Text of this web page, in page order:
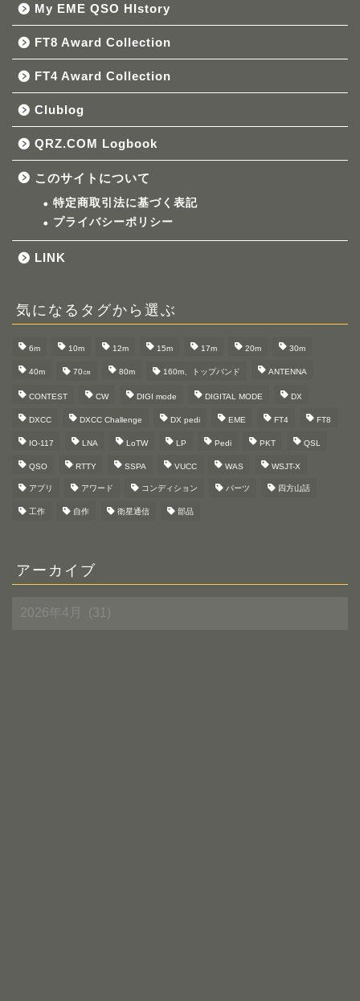
My EME QSO HIstory
FT8 Award Collection
FT4 Award Collection
Clublog
QRZ.COM Logbook
このサイトについて
特定商取引法に基づく表記
プライバシーポリシー
LINK
気になるタグから選ぶ
6m 10m 12m 15m 17m 20m 30m
40m 70㎝ 80m 160m、トップバンド ANTENNA
CONTEST CW DIGI mode DIGITAL MODE DX
DXCC DXCC Challenge DX pedi EME FT4 FT8
IO-117 LNA LoTW LP Pedi PKT QSL
QSO RTTY SSPA VUCC WAS WSJT-X
アプリ アワード コンディション パーツ 四方山話
工作 自作 衛星通信 部品
アーカイブ
ア
ー